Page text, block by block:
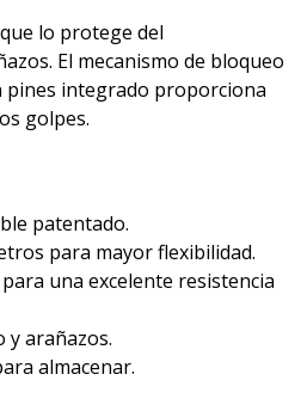
lo protege del
El mecanismo de bloqueo
pines integrado proporciona
golpes.
patentado.
para mayor flexibilidad.
una excelente resistencia
y arañazos.
almacenar.